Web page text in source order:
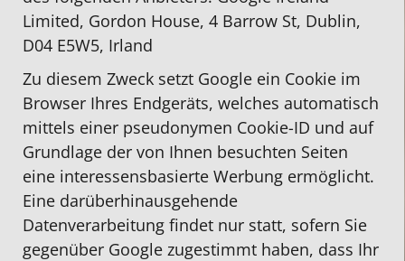
Limited, Gordon House, 4 Barrow St, Dublin,
D04 E5W5, Irland
Zu diesem Zweck setzt Google ein Cookie im
Browser Ihres Endgeräts, welches automatisch
mittels einer pseudonymen Cookie-ID und auf
Grundlage der von Ihnen besuchten Seiten
eine interessensbasierte Werbung ermöglicht.
Eine darüberhinausgehende
Datenverarbeitung findet nur statt, sofern Sie
gegenüber Google zugestimmt haben, dass Ihr